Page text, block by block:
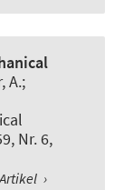
A.;
Nr. 6,
Artikel ›